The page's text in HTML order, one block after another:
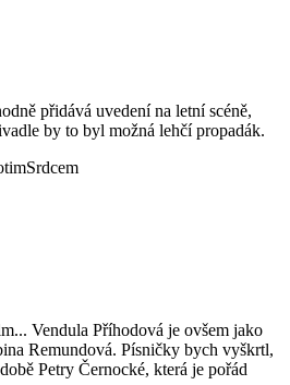
přidává uvedení na letní scéně,
by to byl možná lehčí propadák.
Vendula Příhodová je ovšem jako
Remundová. Písničky bych vyškrtl,
Petry Černocké, která je pořád